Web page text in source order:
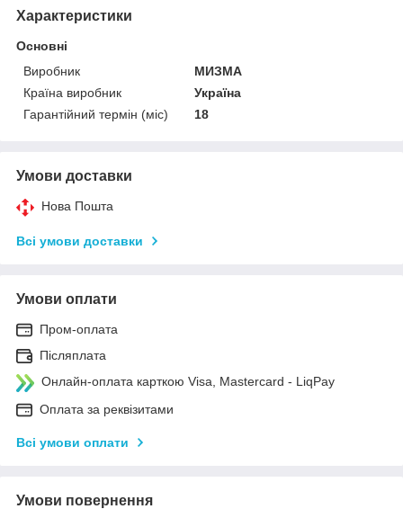
Характеристики
Основні
Виробник
МИЗМА
Країна виробник
Україна
Гарантійний термін (міс)
18
Умови доставки
Нова Пошта
Всі умови доставки
Умови оплати
Пром-оплата
Післяплата
Онлайн-оплата карткою Visa, Mastercard - LiqPay
Оплата за реквізитами
Всі умови оплати
Умови повернення